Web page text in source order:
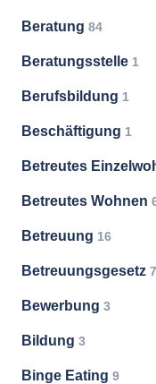
Beratung 84
Beratungsstelle 1
Berufsbildung 1
Beschäftigung 1
Betreutes
Betreutes Wohnen
Betreuung 16
Betreuungsgesetz 7
Bewerbung 3
Bildung 3
Binge Eating 9